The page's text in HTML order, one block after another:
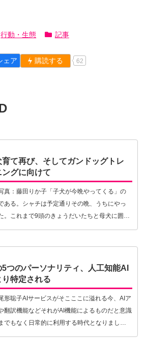
行動・生態 記事
ェア 購読する 62
育て再び、そしてガンドッグトレ
ングに向けて
真：藤田りか子「子犬が今晩やってくる」の
ある。シャチは予定通りその晩、うちにやっ
。これまで9頭のきょうだいたちと母犬に囲ま
とヌクヌクしながら8週間を過ごしていたの
5つのパーソナリティ、人工知能AI
り特定される
形聡子AIサービスがそこここに溢れる今、AIア
翻訳機能などそれがAI機能によるものだと意識
でもなく日常的に利用する時代となりまし
技術が利用されている分野のひとつが医療。人